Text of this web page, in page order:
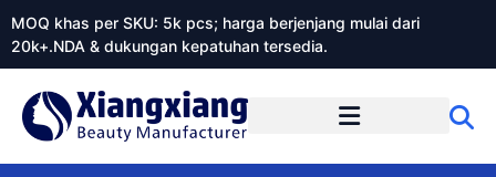
MOQ khas per SKU: 5k pcs; harga berjenjang mulai dari
20k+.NDA & dukungan kepatuhan tersedia.